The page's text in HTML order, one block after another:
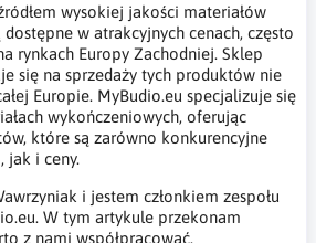
wysokiej jakości materiałów
w atrakcyjnych cenach, często
rynkach Europy Zachodniej. Sklep
się na sprzedaży tych produktów nie
Europie. MyBudio.eu specjalizuje się
wykończeniowych, oferując
które są zarówno konkurencyjne
jak i ceny.
i jestem członkiem zespołu
W tym artykule przekonam
z nami współpracować.